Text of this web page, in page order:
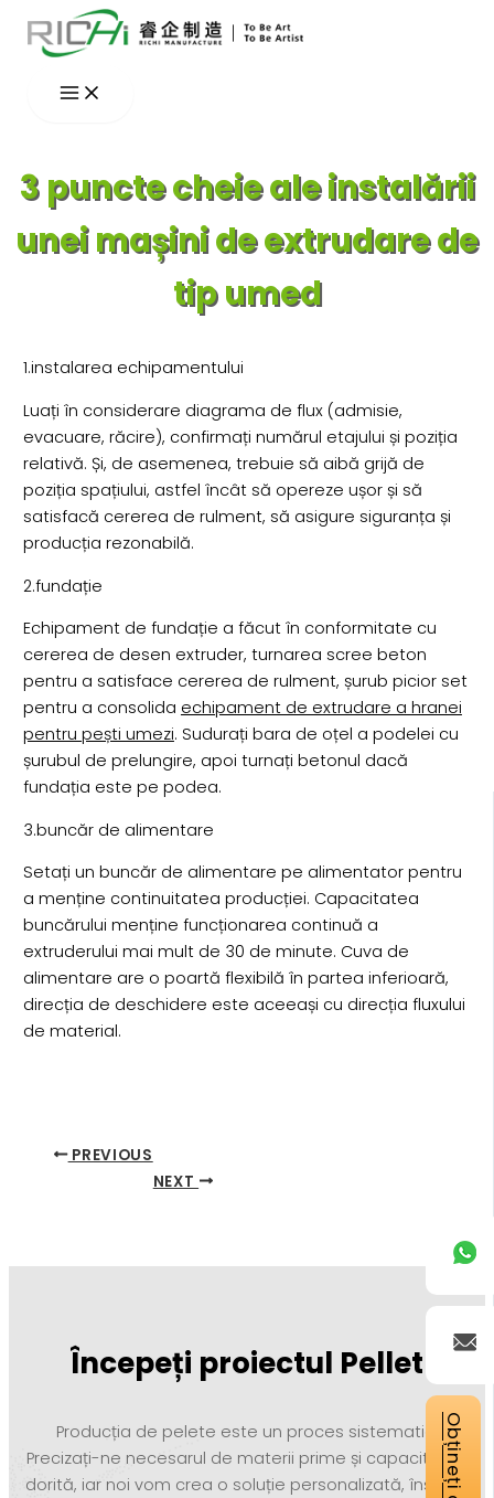
Skip
3 puncte cheie ale instalării
unei mașini de extrudare de
tip umed
1.instalarea echipamentului
Luați în considerare diagrama de flux (admisie,
evacuare, răcire), confirmați numărul etajului și poziția
relativă. Și, de asemenea, trebuie să aibă grijă de
poziția spațiului, astfel încât să opereze ușor și să
satisfacă cererea de rulment, să asigure siguranța și
producția rezonabilă.
2.fundație
Echipament de fundație a făcut în conformitate cu
cererea de desen extruder, turnarea scree beton
pentru a satisface cererea de rulment, șurub picior set
pentru a consolida echipament de extrudare a hranei
pentru pești umezi. Sudurați bara de oțel a podelei cu
șurubul de prelungire, apoi turnați betonul dacă
fundația este pe podea.
3.buncăr de alimentare
Setați un buncăr de alimentare pe alimentator pentru
a menține continuitatea producției. Capacitatea
buncărului menține funcționarea continuă a
extruderului mai mult de 30 de minute. Cuva de
alimentare are o poartă flexibilă în partea inferioară,
direcția de deschidere este aceeași cu direcția fluxului
de material.
PREVIOUS
NEXT
Începeți proiectul Pellet
Producția de pelete este un proces sistematic.
Precizați-ne necesarul de materii prime și capacitatea
dorită, iar noi vom crea o soluție personalizată, însoțită